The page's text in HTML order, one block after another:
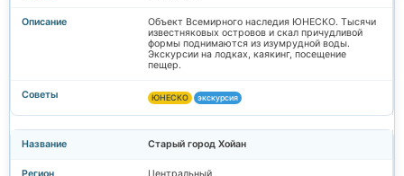
Объект Всемирного наследия ЮНЕСКО. Тысячи
известняковых островов и скал причудливой
формы поднимаются из изумрудной воды.
Экскурсии на лодках, каякинг, посещение
пещер.
ЮНЕСКО экскурсия
Старый город Хойан